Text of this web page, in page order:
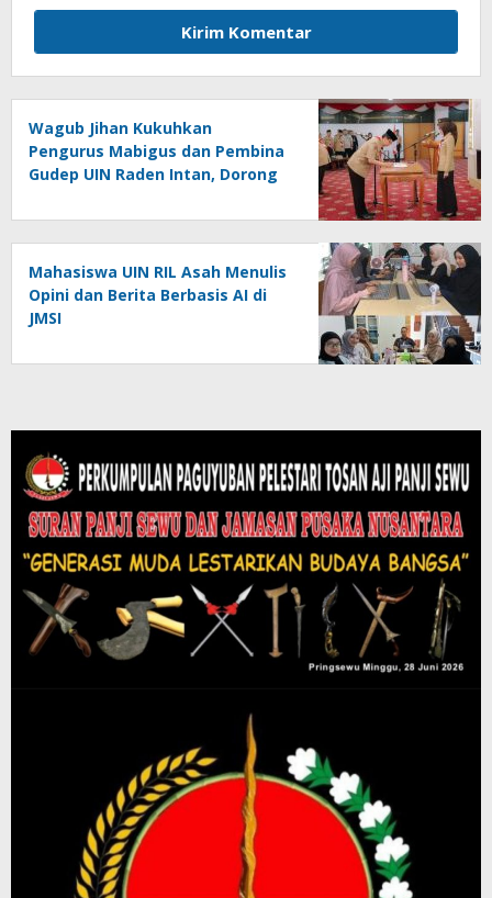
Wagub Jihan Kukuhkan
Pengurus Mabigus dan Pembina
Gudep UIN Raden Intan, Dorong
Generasi Muda
Mahasiswa UIN RIL Asah Menulis
Opini dan Berita Berbasis AI di
JMSI